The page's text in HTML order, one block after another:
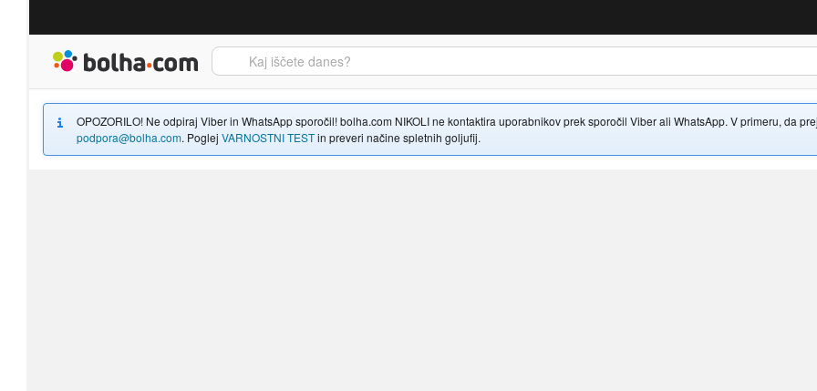
OPOZORILO! Ne odpiraj Viber in WhatsApp sporočil! bolha.com NIKOLI ne kontaktira uporabnikov prek sporočil Viber ali WhatsApp. V primeru, da
podpora@bolha.com. Poglej VARNOSTNI TESTin preveri načine spletnih goljufij.